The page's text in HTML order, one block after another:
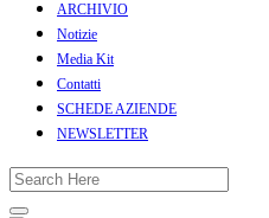
ARCHIVIO
Notizie
Media Kit
Contatti
SCHEDE AZIENDE
NEWSLETTER